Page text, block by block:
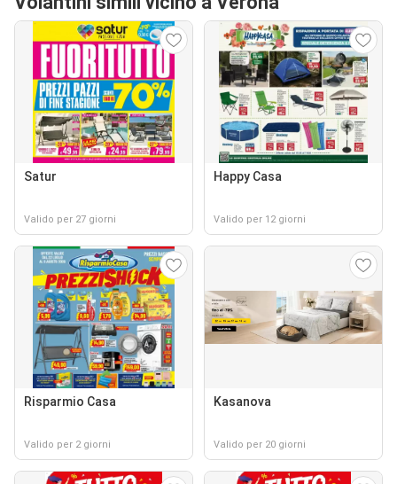
Satur
Valido per 27 giorni
Happy Casa
Valido per 12 giorni
Risparmio Casa
Valido per 2 giorni
Kasanova
Valido per 20 giorni